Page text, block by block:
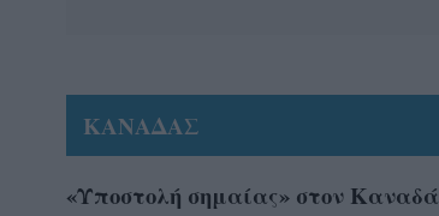
ΚΑΝΑΔΑΣ
«Υποστολή σημαίας» στον Καναδά